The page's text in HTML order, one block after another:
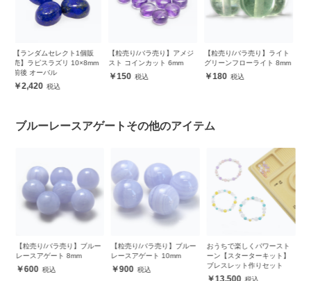
【粒売り/バラ売り】アメジ
スト コインカット 6mm
150
【粒売り/バラ売り】ライト
グリーンフローライト 8mm
180
【ランダムセレクト1個販
売】ブルームーンストーン
10×8mm前後 オーバル
ブルーレースアゲートその他のアイテム
【粒売り/バラ売り】ブルー
レースアゲート 10mm
900
おうちで楽しくパワースト
ーン【スターターキット】
ブレスレット作りセット
世界三大ヒーリングストー
ン デザインブレスレット
21,000